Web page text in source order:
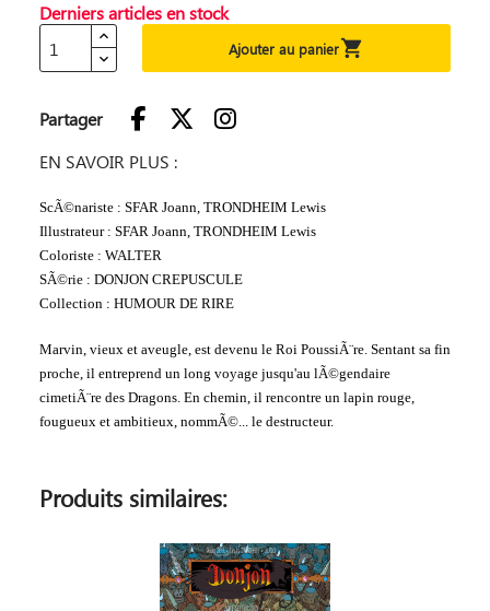
Derniers articles en stock
Ajouter au panier
Partager
EN SAVOIR PLUS :
ScÃ©nariste : SFAR Joann, TRONDHEIM Lewis
Illustrateur : SFAR Joann, TRONDHEIM Lewis
Coloriste : WALTER
SÃ©rie : DONJON CREPUSCULE
Collection : HUMOUR DE RIRE
Marvin, vieux et aveugle, est devenu le Roi PoussiÃ¨re. Sentant sa fin
proche, il entreprend un long voyage jusqu'au lÃ©gendaire
cimetiÃ¨re des Dragons. En chemin, il rencontre un lapin rouge,
fougueux et ambitieux, nommÃ©... le destructeur.
Produits similaires: